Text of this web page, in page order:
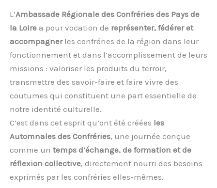
L’Ambassade Régionale des Confréries des Pays de
la Loire a pour vocation de représenter, fédérer et
accompagnerles confréries de la région dans leur
fonctionnement et dans l’accomplissement de leurs
missions : valoriser les produits du terroir,
transmettre des savoir-faire et faire vivre des
coutumes qui constituent une part essentielle de
notre identité culturelle.
C’est dans cet esprit qu’ont été créées les
Automnales des Confréries, une journée conçue
comme un temps d’échange, de formation et de
réflexion collective, directement nourri des besoins
exprimés par les confréries elles-mêmes.